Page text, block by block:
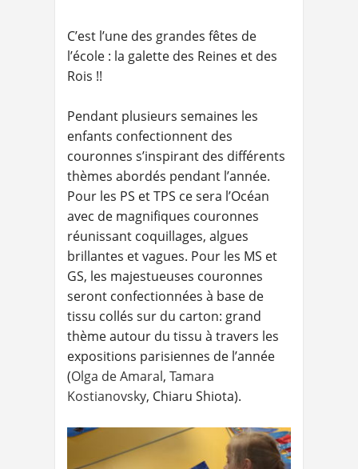
C’est l’une des grandes fêtes de
l’école : la galette des Reines et des
Rois !!
Pendant plusieurs semaines les
enfants confectionnent des
couronnes s’inspirant des différents
thèmes abordés pendant l’année.
Pour les PS et TPS ce sera l’Océan
avec de magnifiques couronnes
réunissant coquillages, algues
brillantes et vagues. Pour les MS et
GS, les majestueuses couronnes
seront confectionnées à base de
tissu collés sur du carton: grand
thème autour du tissu à travers les
expositions parisiennes de l’année
(Olga de Amaral, Tamara
Kostianovsky, Chiaru Shiota).